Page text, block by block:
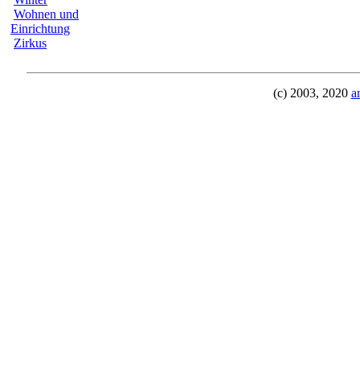
Wohnen und
Einrichtung
Zirkus
(c) 2003, 2020